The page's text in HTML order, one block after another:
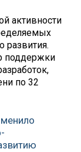
активности
развития.
поддержки
по 32